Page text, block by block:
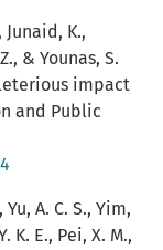
Junaid, K.,
& Younas, S.
impact
and Public
Yu, A. C. S., Yim,
K. E., Pei, X. M.,